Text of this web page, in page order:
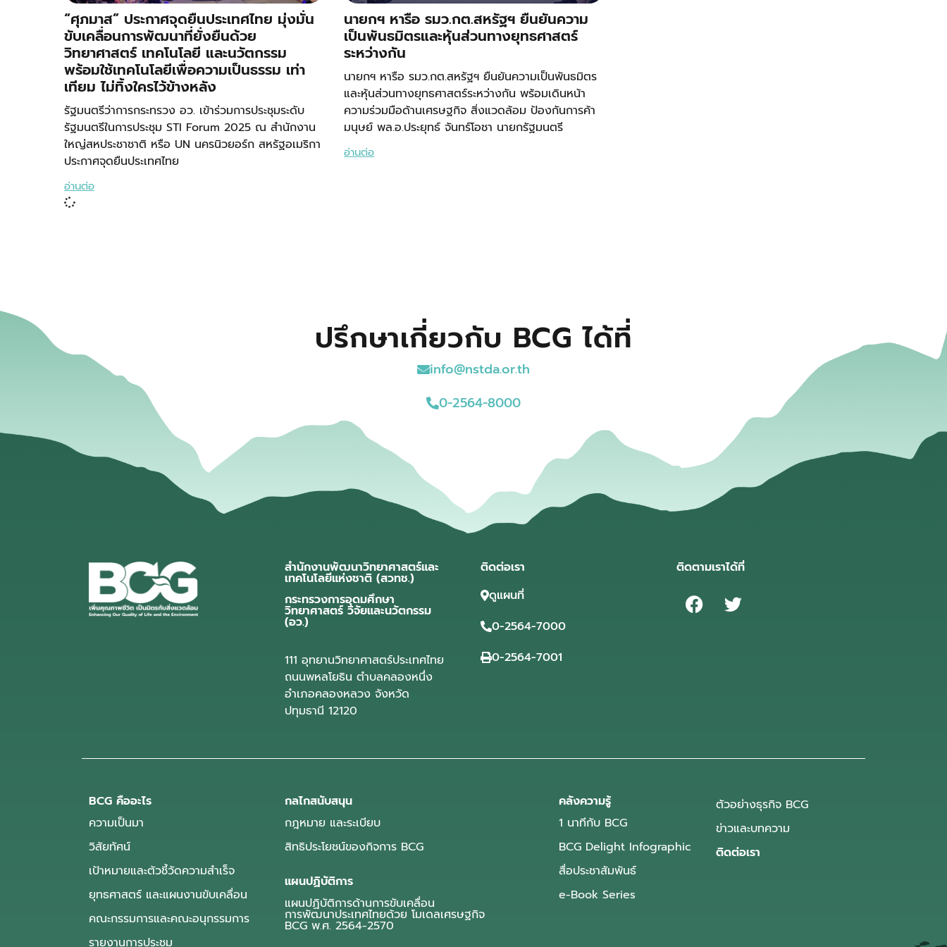
“ศุภมาส” ประกาศจุดยืนประเทศไทย มุ่งมั่น
ขับเคลื่อนการพัฒนาที่ยั่งยืนด้วย
วิทยาศาสตร์ เทคโนโลยี และนวัตกรรม
พร้อมใช้เทคโนโลยีเพื่อความเป็นธรรม เท่า
เทียม ไม่ทิ้งใครไว้ข้างหลัง
รัฐมนตรีว่าการกระทรวง อว. เข้าร่วมการประชุมระดับ
รัฐมนตรีในการประชุม STI Forum 2025 ณ สำนักงาน
ใหญ่สหประชาชาติ หรือ UN นครนิวยอร์ก สหรัฐอเมริกา
ประกาศจุดยืนประเทศไทย
อ่านต่อ
นายกฯ หารือ รมว.กต.สหรัฐฯ ยืนยันความ
เป็นพันธมิตรและหุ้นส่วนทางยุทธศาสตร์
ระหว่างกัน
นายกฯ หารือ รมว.กต.สหรัฐฯ ยืนยันความเป็นพันธมิตร
และหุ้นส่วนทางยุทธศาสตร์ระหว่างกัน พร้อมเดินหน้า
ความร่วมมือด้านเศรษฐกิจ สิ่งแวดล้อม ป้องกันการค้า
มนุษย์ พล.อ.ประยุทธ์ จันทร์โอชา นายกรัฐมนตรี
อ่านต่อ
ปรึกษาเกี่ยวกับ BCG ได้ที่
info@nstda.or.th
0-2564-8000
สำนักงานพัฒนาวิทยาศาสตร์และ
เทคโนโลยีแห่งชาติ (สวทช.)
กระทรวงการอุดมศึกษา
วิทยาศาสตร์ วิจัยและนวัตกรรม
(อว.)
111 อุทยานวิทยาศาสตร์ประเทศไทย
ถนนพหลโยธิน ตำบลคลองหนึ่ง
อำเภอคลองหลวง จังหวัด
ปทุมธานี 12120
ติดต่อเรา
ดูแผนที่
0-2564-7000
0-2564-7001
ติดตามเราได้ที่
BCG คืออะไร
ความเป็นมา
วิสัยทัศน์
เป้าหมายและตัวชี้วัดความสำเร็จ
ยุทธศาสตร์ และแผนงานขับเคลื่อน
คณะกรรมการและคณะอนุกรรมการ
รายงานการประชุม
กลไกสนับสนุน
กฎหมาย และระเบียบ
สิทธิประโยชน์ของกิจการ BCG
แผนปฏิบัติการ
แผนปฏิบัติการด้านการขับเคลื่อน
การพัฒนาประเทศไทยด้วย โมเดลเศรษฐกิจ
BCG พ.ศ. 2564-2570
คลังความรู้
1 นาทีกับ BCG
BCG Delight Infographic
สื่อประชาสัมพันธ์
e-Book Series
ตัวอย่างธุรกิจ BCG
ข่าวและบทความ
ติดต่อเรา